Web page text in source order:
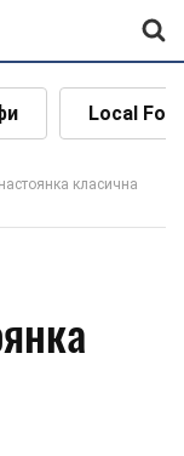
Local
класична